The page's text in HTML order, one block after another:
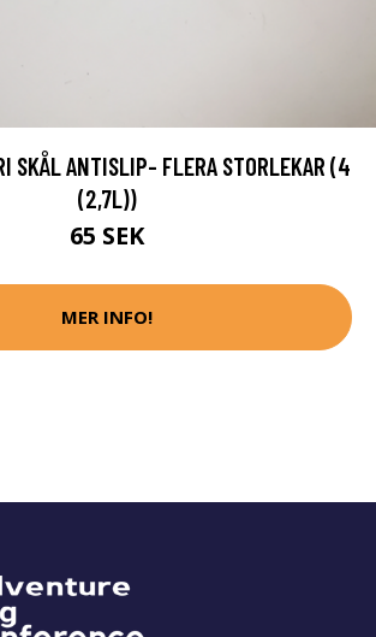
SKÅL ANTISLIP- FLERA STORLEKAR (4
(2,7L))
65 SEK
MER INFO!